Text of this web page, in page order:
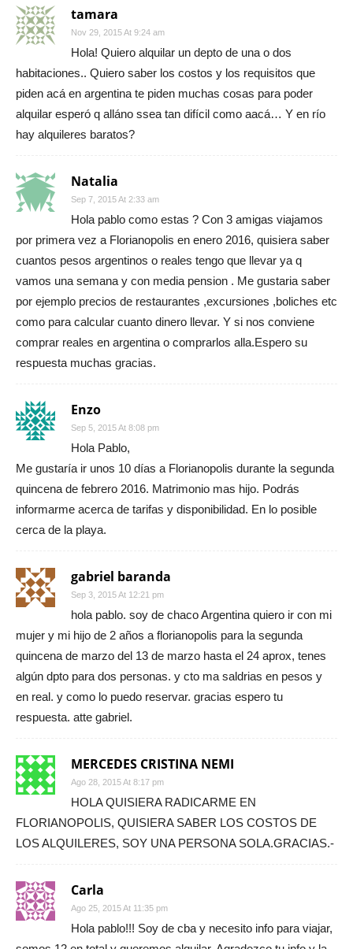
tamara
Nov 29, 2015 At 9:24 am
Hola! Quiero alquilar un depto de una o dos
habitaciones.. Quiero saber los costos y los requisitos que
piden acá en argentina te piden muchas cosas para poder
alquilar esperó q alláno ssea tan difícil como aacá… Y en río
hay alquileres baratos?
Natalia
Sep 7, 2015 At 2:33 am
Hola pablo como estas ? Con 3 amigas viajamos
por primera vez a Florianopolis en enero 2016, quisiera saber
cuantos pesos argentinos o reales tengo que llevar ya q
vamos una semana y con media pension . Me gustaria saber
por ejemplo precios de restaurantes ,excursiones ,boliches etc
como para calcular cuanto dinero llevar. Y si nos conviene
comprar reales en argentina o comprarlos alla.Espero su
respuesta muchas gracias.
Enzo
Sep 5, 2015 At 8:08 pm
Hola Pablo,
Me gustaría ir unos 10 días a Florianopolis durante la segunda
quincena de febrero 2016. Matrimonio mas hijo. Podrás
informarme acerca de tarifas y disponibilidad. En lo posible
cerca de la playa.
gabriel baranda
Sep 3, 2015 At 12:21 pm
hola pablo. soy de chaco Argentina quiero ir con mi
mujer y mi hijo de 2 años a florianopolis para la segunda
quincena de marzo del 13 de marzo hasta el 24 aprox, tenes
algún dpto para dos personas. y cto ma saldrias en pesos y
en real. y como lo puedo reservar. gracias espero tu
respuesta. atte gabriel.
MERCEDES CRISTINA NEMI
Ago 28, 2015 At 8:17 pm
HOLA QUISIERA RADICARME EN
FLORIANOPOLIS, QUISIERA SABER LOS COSTOS DE
LOS ALQUILERES, SOY UNA PERSONA SOLA.GRACIAS.-
Carla
Ago 25, 2015 At 11:35 pm
Hola pablo!!! Soy de cba y necesito info para viajar,